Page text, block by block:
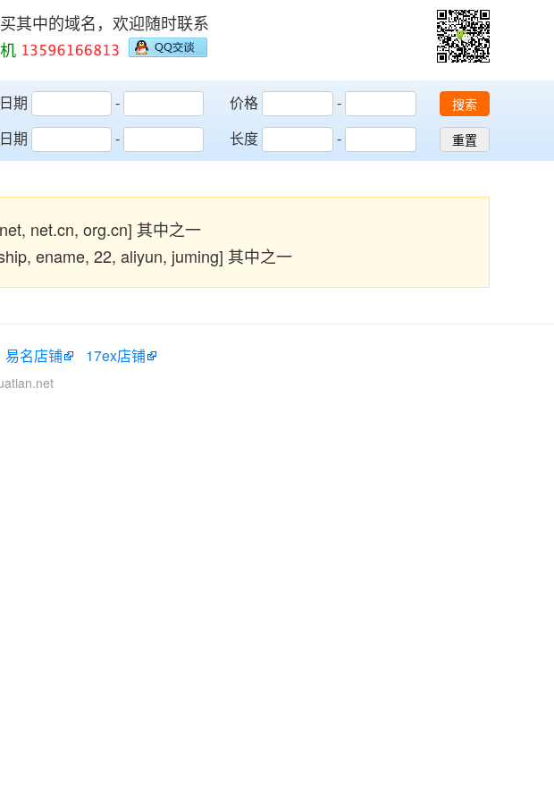
其中的域名，欢迎随时联系
期
-
期
-
价格
-
长度
-
搜索
重置
net.cn, org.cn] 其中之一
ename, 22, aliyun, juming] 其中之一
易名店铺 17ex店铺